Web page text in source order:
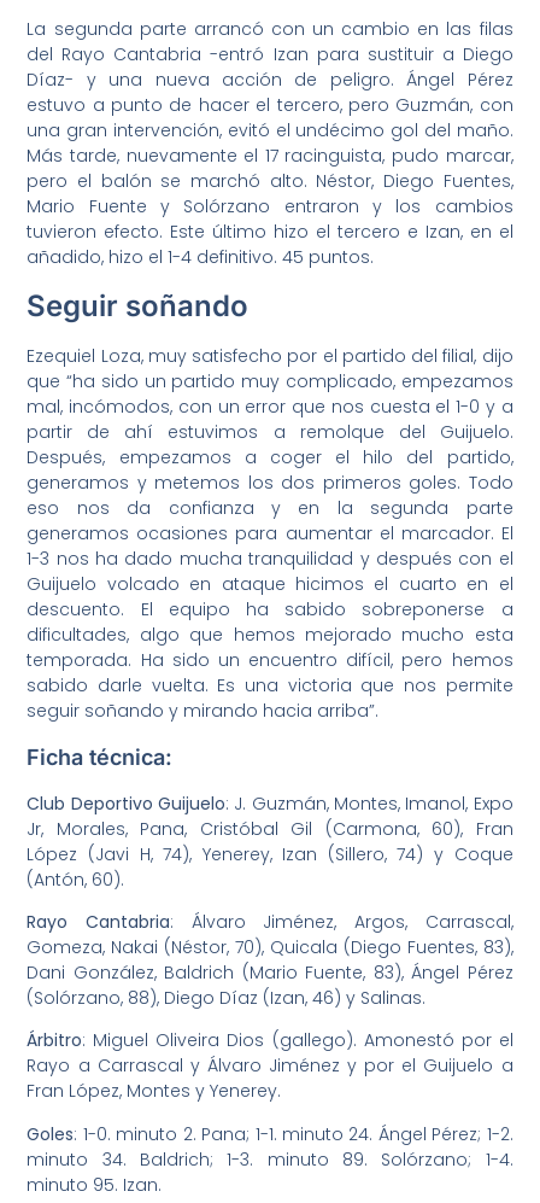
La segunda parte arrancó con un cambio en las filas
del Rayo Cantabria -entró Izan para sustituir a Diego
Díaz- y una nueva acción de peligro. Ángel Pérez
estuvo a punto de hacer el tercero, pero Guzmán, con
una gran intervención, evitó el undécimo gol del maño.
Más tarde, nuevamente el 17 racinguista, pudo marcar,
pero el balón se marchó alto. Néstor, Diego Fuentes,
Mario Fuente y Solórzano entraron y los cambios
tuvieron efecto. Este último hizo el tercero e Izan, en el
añadido, hizo el 1-4 definitivo. 45 puntos.
Seguir soñando
Ezequiel Loza, muy satisfecho por el partido del filial, dijo
que “ha sido un partido muy complicado, empezamos
mal, incómodos, con un error que nos cuesta el 1-0 y a
partir de ahí estuvimos a remolque del Guijuelo.
Después, empezamos a coger el hilo del partido,
generamos y metemos los dos primeros goles. Todo
eso nos da confianza y en la segunda parte
generamos ocasiones para aumentar el marcador. El
1-3 nos ha dado mucha tranquilidad y después con el
Guijuelo volcado en ataque hicimos el cuarto en el
descuento. El equipo ha sabido sobreponerse a
dificultades, algo que hemos mejorado mucho esta
temporada. Ha sido un encuentro difícil, pero hemos
sabido darle vuelta. Es una victoria que nos permite
seguir soñando y mirando hacia arriba”.
Ficha técnica:
Club Deportivo Guijuelo: J. Guzmán, Montes, Imanol, Expo
Jr, Morales, Pana, Cristóbal Gil (Carmona, 60), Fran
López (Javi H, 74), Yenerey, Izan (Sillero, 74) y Coque
(Antón, 60).
Rayo Cantabria: Álvaro Jiménez, Argos, Carrascal,
Gomeza, Nakai (Néstor, 70), Quicala (Diego Fuentes, 83),
Dani González, Baldrich (Mario Fuente, 83), Ángel Pérez
(Solórzano, 88), Diego Díaz (Izan, 46) y Salinas.
Árbitro: Miguel Oliveira Dios (gallego). Amonestó por el
Rayo a Carrascal y Álvaro Jiménez y por el Guijuelo a
Fran López, Montes y Yenerey.
Goles: 1-0. minuto 2. Pana; 1-1. minuto 24. Ángel Pérez; 1-2.
minuto 34. Baldrich; 1-3. minuto 89. Solórzano; 1-4.
minuto 95. Izan.